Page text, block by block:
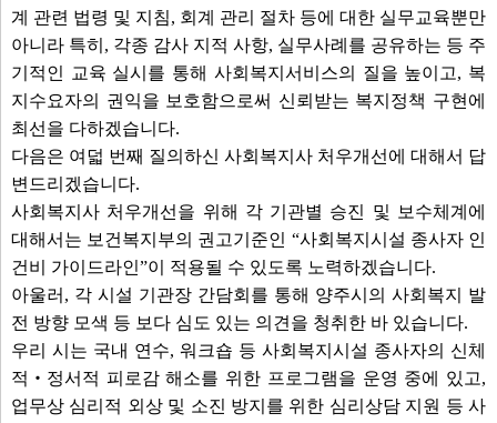
계 관련 법령 및 지침, 회계 관리 절차 등에 대한 실무교육뿐만
아니라 특히, 각종 감사 지적 사항, 실무사례를 공유하는 등 주
기적인 교육 실시를 통해 사회복지서비스의 질을 높이고, 복
지수요자의 권익을 보호함으로써 신뢰받는 복지정책 구현에
최선을 다하겠습니다.
다음은 여덟 번째 질의하신 사회복지사 처우개선에 대해서 답
변드리겠습니다.
사회복지사 처우개선을 위해 각 기관별 승진 및 보수체계에
대해서는 보건복지부의 권고기준인 “사회복지시설 종사자 인
건비 가이드라인”이 적용될 수 있도록 노력하겠습니다.
아울러, 각 시설 기관장 간담회를 통해 양주시의 사회복지 발
전 방향 모색 등 보다 심도 있는 의견을 청취한 바 있습니다.
우리 시는 국내 연수, 워크숍 등 사회복지시설 종사자의 신체
적‧정서적 피로감 해소를 위한 프로그램을 운영 중에 있고,
업무상 심리적 외상 및 소진 방지를 위한 심리상담 지원 등 사